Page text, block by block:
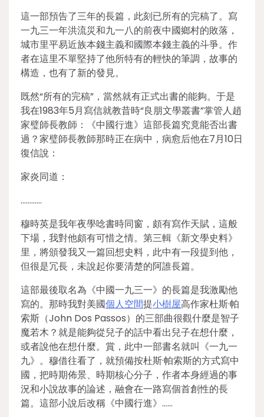
這一部預告了三年的長篇，此刻已所有的完稿了。寫
一九三一年洪流災和九一八的前夜中國鄉村的敗落，
城市里平易近族本錢主義和國際本錢主義的斗爭。作
者在這里不單堅持了他所特有的輕快的筆調，故事的
構造，也有了新的發見。
既然“所有的完稿”，當然就有正式出書的能夠。于是
我在1983年5月寫信就教昔時“良朋文學叢書”掌管人趙
家璧師長教師：《中國行進》這部長篇究竟能否出書
過？家璧師長教師那時正在病中，病愈后他在7月10日
復信說：
家炎同道：
…………
穆時英是我年夜學唸書時同窗，頗有寫作天賦，這般
下場，我對他頗有可惜之情。第三輯《新文學史料》
里，將頒發我又一篇回想史料，此中有一段提到他，
但很是冗長，未說起你要清楚的阿誰長篇。
這部最後取名為《中國一九三一》的長篇是我激勵他
寫的。那時我對美國個人空間提小樹屋高作家杜斯·帕
索斯（John Dos Passos）的三部曲很觀什麼是智子
魔若木？就是能夠從兒子的話中看出兒子在想什麼，
或者說他在想什麼。賞，此中一部書名就叫《一九一
九》。穆借往看了，就預備按杜斯·帕索斯的方式寫中
國，把時期佈景、時期核心分子，作者本身經過的事
況和小說故事的論述，融會在一路寫個首創性的長
篇。這部小說后改稱《中國行進》……